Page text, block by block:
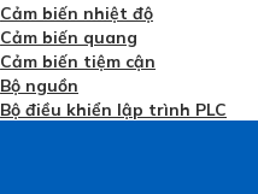
Cảm biến nhiệt độ
Cảm biến quang
Cảm biến tiệm cận
Bộ nguồn
Bộ điều khiển lập trình PLC